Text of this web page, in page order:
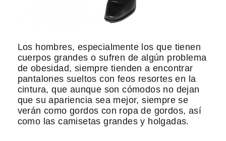
Los hombres, especialmente los que tienen
cuerpos grandes o sufren de algún problema
de obesidad, siempre tienden a encontrar
pantalones sueltos con feos resortes en la
cintura, que aunque son cómodos no dejan
que su apariencia sea mejor, siempre se
verán como gordos con ropa de gordos, así
como las camisetas grandes y holgadas.